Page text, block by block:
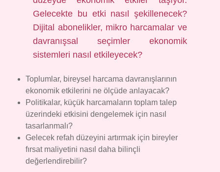
Gelecekte bu etki nasıl şekillenecek?
Dijital abonelikler, mikro harcamalar ve
davranışsal seçimler ekonomik
sistemleri nasıl etkileyecek?
Toplumlar, bireysel harcama davranışlarının
ekonomik etkilerini ne ölçüde anlayacak?
Politikalar, küçük harcamaların toplam talep
üzerindeki etkisini dengelemek için nasıl
tasarlanmalı?
Gelecek refah düzeyini artırmak için bireyler
fırsat maliyetini nasıl daha bilinçli
değerlendirebilir?